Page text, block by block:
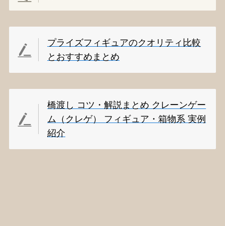
プライズフィギュアのクオリティ比較
とおすすめまとめ
橋渡し コツ・解説まとめ クレーンゲー
ム（クレゲ） フィギュア・箱物系 実例
紹介